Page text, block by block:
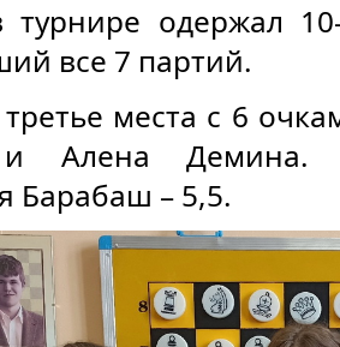
турнире одержал
все 7 партий.
места с 6
Алена Демина.
Барабаш – 5,5.